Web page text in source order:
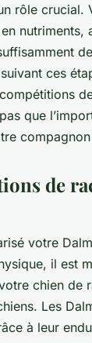
rôle crucial.
nutriments,
ces
que
de
votre
il est
chien de
. Les
à leur